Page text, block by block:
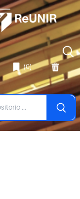
(0)